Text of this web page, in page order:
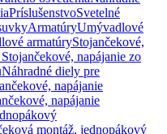
PríslušenstvoSvetelné
ArmatúryUmývadlové
armatúryStojančekové,
napájanie zo
Náhradné diely pre
napájanie
napájanie
montáž, jednopákový